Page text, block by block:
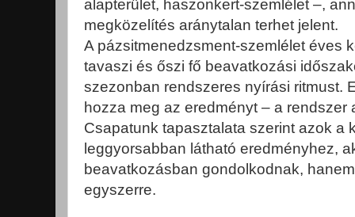
alapterület, haszonkert-szemlélet –,
megközelítés aránytalan terhet jelent.
A pázsitmenedzsment-szemlélet éves
tavaszi és őszi fő beavatkozási
szezonban rendszeres nyírási ritmust.
hozza meg az eredményt – a rendszer
Csapatunk tapasztalata szerint azok a
leggyorsabban látható eredményhez,
beavatkozásban gondolkodnak,
egyszerre.